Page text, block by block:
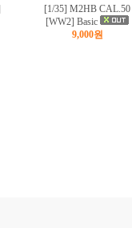
[1/35] M2HB CAL.50
[WW2] Basic
9,000원